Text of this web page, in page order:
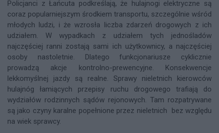
Policjanci z Łańcuta podkreślają, że hulajnogi elektryczne są
coraz popularniejszym środkiem transportu, szczególnie wśród
młodych ludzi, i że wzrosła liczba zdarzeń drogowych z ich
udziałem. W wypadkach z udziałem tych jednośladów
najczęściej ranni zostają sami ich użytkownicy, a najczęściej
osoby nastoletnie. Dlatego funkcjonariusze cyklicznie
prowadzą akcje kontrolno-prewencyjne. Konsekwencje
lekkomyślnej jazdy są realne. Sprawy nieletnich kierowców
hulajnóg łamiących przepisy ruchu drogowego trafiają do
wydziałów rodzinnych sądów rejonowych. Tam rozpatrywane
są jako czyny karalne popełnione przez nieletnich bez względu
na wiek sprawcy.